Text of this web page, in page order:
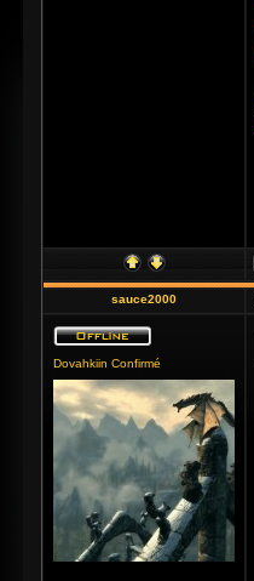
sauce2000
Dovahkiin Confirmé